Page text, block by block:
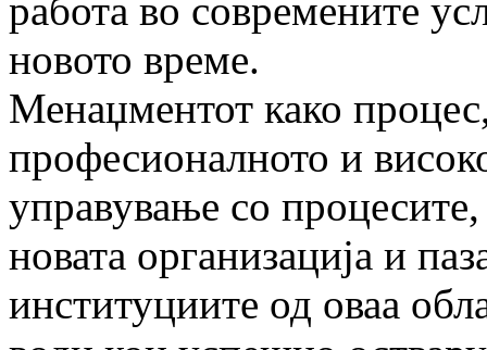
работа во современите
новото време.
Менаџментот како
професионалното и
управување со
новата организација и
институциите од оваа